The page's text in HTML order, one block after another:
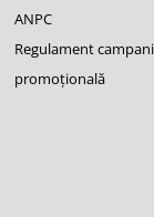
ANPC
Regulament
promoţională